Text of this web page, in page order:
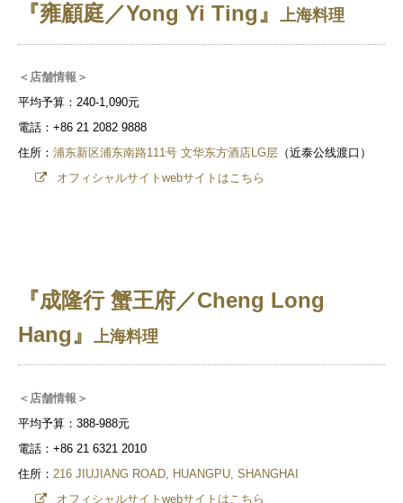
『雍顧庭／Yong Yi Ting』 上海料理
＜店舗情報＞
平均予算：240-1,090元
電話：+86 21 2082 9888
住所： 浦东新区浦东南路111号 文华东方酒店LG层 （近泰公线渡口）
オフィシャルサイトwebサイトはこちら
『成隆行 蟹王府／Cheng Long
Hang』
上海料理
＜店舗情報＞
平均予算：388-988元
電話：+86 21 6321 2010
住所： 216 JIUJIANG ROAD, HUANGPU, SHANGHAI
オフィシャルサイトwebサイトはこちら